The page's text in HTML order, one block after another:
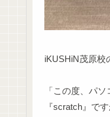
iKUSHiN茂原校
「この度、パ
『scratch』で